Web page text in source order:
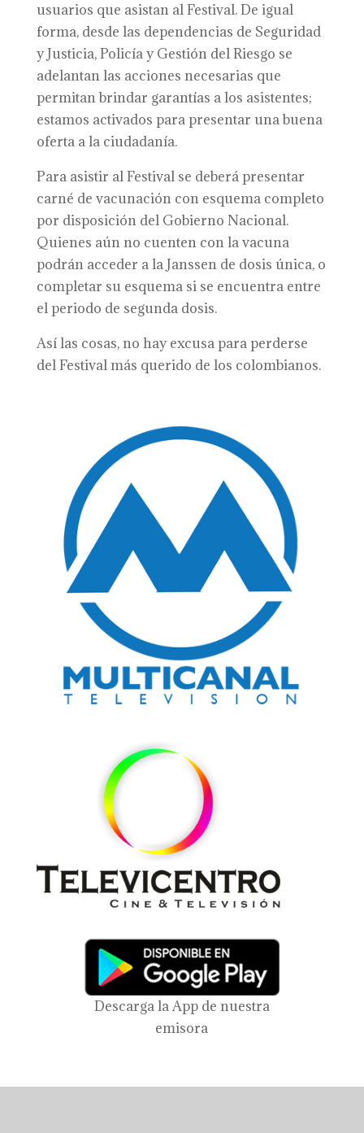
usuarios que asistan al Festival. De igual
forma, desde las dependencias de Seguridad
y Justicia, Policía y Gestión del Riesgo se
adelantan las acciones necesarias que
permitan brindar garantías a los asistentes;
estamos activados para presentar una buena
oferta a la ciudadanía.
Para asistir al Festival se deberá presentar
carné de vacunación con esquema completo
por disposición del Gobierno Nacional.
Quienes aún no cuenten con la vacuna
podrán acceder a la Janssen de dosis única, o
completar su esquema si se encuentra entre
el periodo de segunda dosis.
Así las cosas, no hay excusa para perderse
del Festival más querido de los colombianos.
Descarga la App de nuestra
emisora